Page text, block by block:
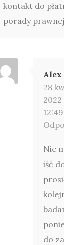
kontakt do
porady
Alex
28
12:49
Nie
iść
do